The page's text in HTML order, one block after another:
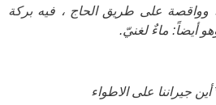
وواقصة على طريق الحاج ، فيه بركة
أيضاً: ماءٌ لغنيّ.
جيراننا على الاطواء